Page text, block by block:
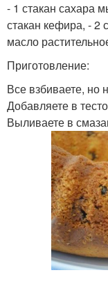
- 1 стакан сахара
стакан кефира, - 2
масло
Приготовление:
Все взбиваете, но
Добавляете в
Выливаете в